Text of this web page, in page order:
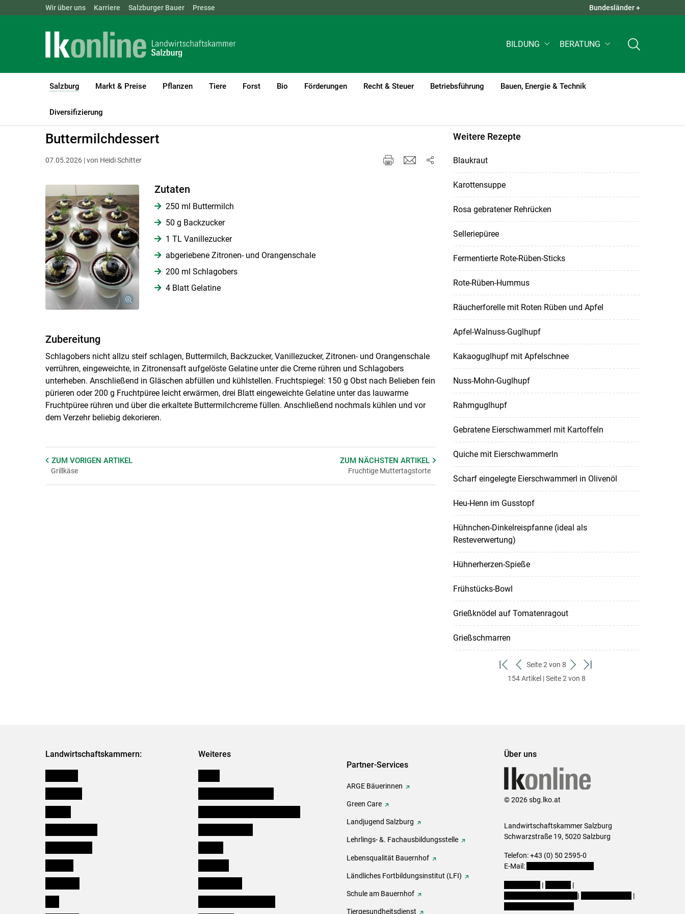
Landwirtschaftskammern: ÖSTERREICH BGLD KTN QUICK LINKS +
Wir über uns Karriere Salzburger Bauer Presse Bundesländer +
BILDUNG BERATUNG
Salzburg
(current)1
Markt & Preise Pflanzen Tiere Forst Bio Förderungen Recht & Steuer Betriebsführung Bauen, Energie & Technik
Diversifizierung
LK Salzburg Salzburg
Buttermilchdessert
07.05.2026 | von Heidi Schitter
Zutaten
250 ml Buttermilch
50 g Backzucker
1 TL Vanillezucker
abgeriebene Zitronen- und Orangenschale
200 ml Schlagobers
4 Blatt Gelatine
Zubereitung
Schlagobers nicht allzu steif schlagen, Buttermilch, Backzucker, Vanillezucker, Zitronen- und Orangenschale
verrühren, eingeweichte, in Zitronensaft aufgelöste Gelatine unter die Creme rühren und Schlagobers
unterheben. Anschließend in Gläschen abfüllen und kühlstellen. Fruchtspiegel: 150 g Obst nach Belieben fein
pürieren oder 200 g Fruchtpüree leicht erwärmen, drei Blatt eingeweichte Gelatine unter das lauwarme
Fruchtpüree rühren und über die erkaltete Buttermilchcreme füllen. Anschließend nochmals kühlen und vor
dem Verzehr beliebig dekorieren.
ZUM VORIGEN ARTIKEL
Grillkäse
ZUM NÄCHSTENARTIKEL
Fruchtige Muttertagstorte
Weitere Rezepte
Blaukraut
Karottensuppe
Rosa gebratener Rehrücken
Selleriepüree
Fermentierte Rote-Rüben-Sticks
Rote-Rüben-Hummus
Räucherforelle mit Roten Rüben und Apfel
Apfel-Walnuss-Guglhupf
Kakaoguglhupf mit Apfelschnee
Nuss-Mohn-Guglhupf
Rahmguglhupf
Gebratene Eierschwammerl mit Kartoffeln
Quiche mit Eierschwammerln
Scharf eingelegte Eierschwammerl in Olivenöl
Heu-Henn im Gusstopf
Hühnchen-Dinkelreispfanne (ideal als
Resteverwertung)
Hühnerherzen-Spieße
Frühstücks-Bowl
Grießknödel auf Tomatenragout
Grießschmarren
zum
ersten
zurück
zum
Seite 2 von 8
weiter
zum
zum
154 Artikel | Seite 2 von 8
Landwirtschaftskammern: Weiteres
Partner-Services
ARGE Bäuerinnen
Green Care
Landjugend Salzburg
Lehrlings- &. Fachausbildungsstelle
Lebensqualität Bauernhof
Ländliches Fortbildungsinstitut (LFI)
Schule am Bauernhof
Tiergesundheitsdienst
Über uns
© 2026 sbg.lko.at
Landwirtschaftskammer Salzburg
Schwarzstraße 19, 5020 Salzburg
Telefon: +43 (0) 50 2595-0
E-Mail:
|
|
|
|